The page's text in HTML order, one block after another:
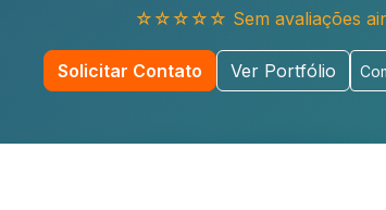
☆☆☆☆☆ Sem avaliações
Solicitar Contato Ver Portfólio